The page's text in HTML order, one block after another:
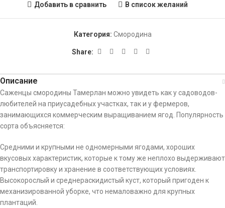
Добавить в сравнить В список желаний
Категория: Смородина
Share:
Описание
Саженцы смородины Тамерлан можно увидеть как у садоводов-
любителей на приусадебных участках, так и у фермеров,
занимающихся коммерческим выращиванием ягод. Популярность
сорта объясняется:
Средними и крупными не одномерными ягодами, хороших
вкусовых характеристик, которые к тому же неплохо выдерживают
транспортировку и хранение в соответствующих условиях.
Высокорослый и среднераскидистый куст, который пригоден к
механизированной уборке, что немаловажно для крупных
плантаций.